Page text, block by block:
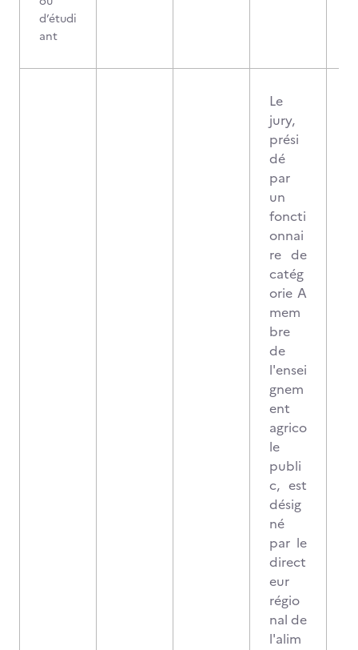
d’étudi
ant
Le
jury,
prési
dé
par
un
foncti
onnai
re de
catég
orie A
mem
bre
de
l'ensei
gnem
ent
agrico
le
publi
c, est
désig
né
par le
direct
eur
régio
nal de
l'alim